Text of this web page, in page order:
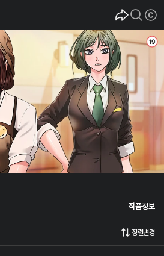
작품정보
정렬변경